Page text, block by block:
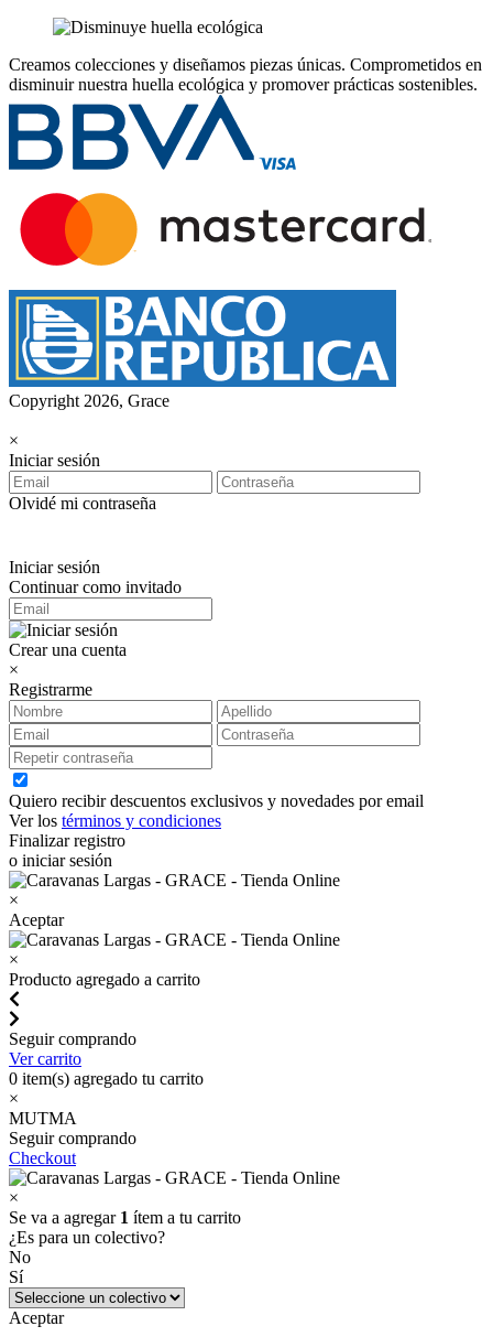
Creamos colecciones y diseñamos piezas únicas. Comprometidos en
disminuir nuestra huella ecológica y promover prácticas sostenibles.
Copyright 2026, Grace
×
Iniciar sesión
Olvidé mi contraseña
Iniciar sesión
Continuar como invitado
Crear una cuenta
×
Registrarme
Quiero recibir descuentos exclusivos y novedades por email
Ver los términos y condiciones
Finalizar registro
o iniciar sesión
×
Aceptar
×
Producto agregado a carrito
Seguir comprando
Ver carrito
0 item(s) agregado tu carrito
×
MUTMA
Seguir comprando
Checkout
×
Se va a agregar 1 ítem a tu carrito
¿Es para un colectivo?
No
Sí
Aceptar